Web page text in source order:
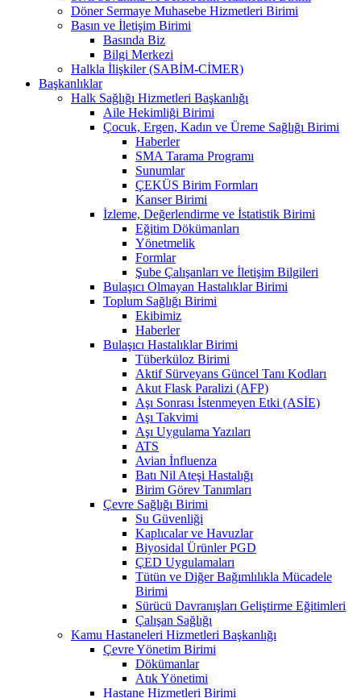
Döner Sermaye Muhasebe Hizmetleri Birimi
Basın ve İletişim Birimi
Basında Biz
Bilgi Merkezi
Halkla İlişkiler (SABİM-CİMER)
Başkanlıklar
Halk Sağlığı Hizmetleri Başkanlığı
Aile Hekimliği Birimi
Çocuk, Ergen, Kadın ve Üreme Sağlığı Birimi
Haberler
SMA Tarama Programı
Sunumlar
ÇEKÜS Birim Formları
Kanser Birimi
İzleme, Değerlendirme ve İstatistik Birimi
Eğitim Dökümanları
Yönetmelik
Formlar
Şube Çalışanları ve İletişim Bilgileri
Bulaşıcı Olmayan Hastalıklar Birimi
Toplum Sağlığı Birimi
Ekibimiz
Haberler
Bulaşıcı Hastalıklar Birimi
Tüberküloz Birimi
Aktif Sürveyans Güncel Tanı Kodları
Akut Flask Paralizi (AFP)
Aşı Sonrası İstenmeyen Etki (ASİE)
Aşı Takvimi
Aşı Uygulama Yazıları
ATS
Avian İnfluenza
Batı Nil Ateşi Hastalığı
Birim Görev Tanımları
Çevre Sağlığı Birimi
Su Güvenliği
Kaplıcalar ve Havuzlar
Biyosidal Ürünler PGD
ÇED Uygulamaları
Tütün ve Diğer Bağımlılıkla Mücadele
Birimi
Sürücü Davranışları Geliştirme Eğitimleri
Çalışan Sağlığı
Kamu Hastaneleri Hizmetleri Başkanlığı
Çevre Yönetim Birimi
Dökümanlar
Atık Yönetimi
Hastane Hizmetleri Birimi